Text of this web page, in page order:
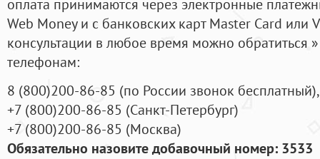
оплата принимаются через электронные
Web Money и с банковских карт Master Card или
консультации в любое время можно обратиться
телефонам:
8 (800)200-86-85 (по России звонок бесплатный),
+7 (800)200-86-85 (Санкт-Петербург)
+7 (800)200-86-85 (Москва)
Обязательно назовите добавочный номер: 3533